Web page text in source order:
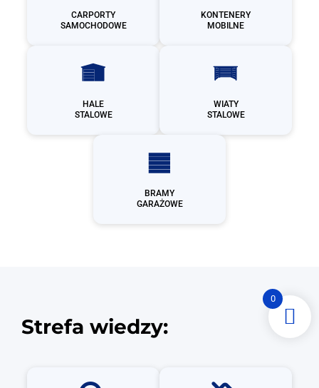
CARPORTY
SAMOCHODOWE
KONTENERY
MOBILNE
HALE
STALOWE
WIATY
STALOWE
BRAMY
GARAŻOWE
Strefa wiedzy:
0